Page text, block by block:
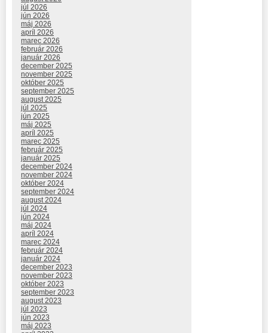
júl 2026
jún 2026
máj 2026
apríl 2026
marec 2026
február 2026
január 2026
december 2025
november 2025
október 2025
september 2025
august 2025
júl 2025
jún 2025
máj 2025
apríl 2025
marec 2025
február 2025
január 2025
december 2024
november 2024
október 2024
september 2024
august 2024
júl 2024
jún 2024
máj 2024
apríl 2024
marec 2024
február 2024
január 2024
december 2023
november 2023
október 2023
september 2023
august 2023
júl 2023
jún 2023
máj 2023